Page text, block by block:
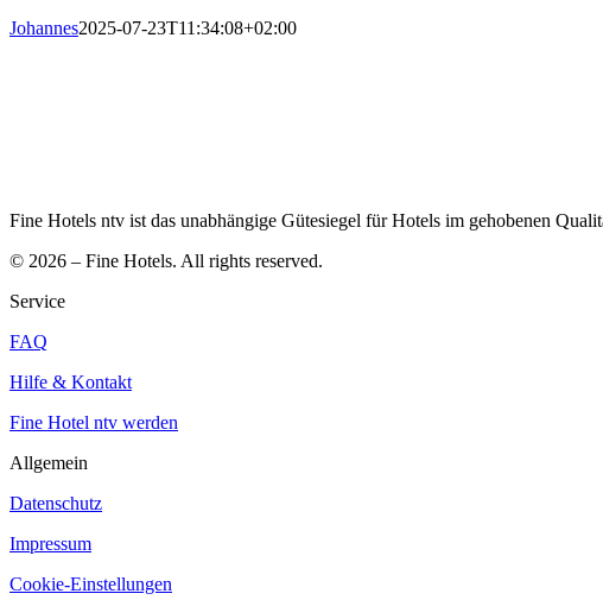
Johannes2025-07-23T11:34:08+02:00
Fine Hotels ntv ist das unabhängige Gütesiegel für Hotels im gehobenen
© 2026 – Fine Hotels. All rights reserved.
Service
FAQ
Hilfe & Kontakt
Fine Hotel ntv werden
Allgemein
Datenschutz
Impressum
Cookie-Einstellungen